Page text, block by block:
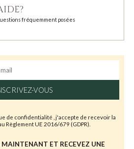
fréquemment posées
VOUS
de confidentialité , j'accepte de recevoir la
UE 2016/679 (GDPR).
ET RECEVEZ UNE